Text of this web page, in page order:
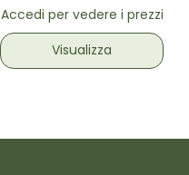
Spazzola
volumizzante per
asciugatura Nera
Accedi per vedere i prezzi
Visualizza